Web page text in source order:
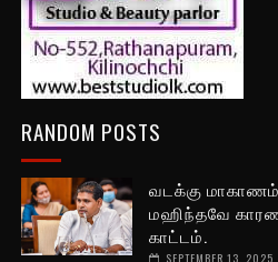
RANDOM POSTS
வடக்கு
மஹிந்தவே
காட்டம்.
SEPTEMBER 13, 2025